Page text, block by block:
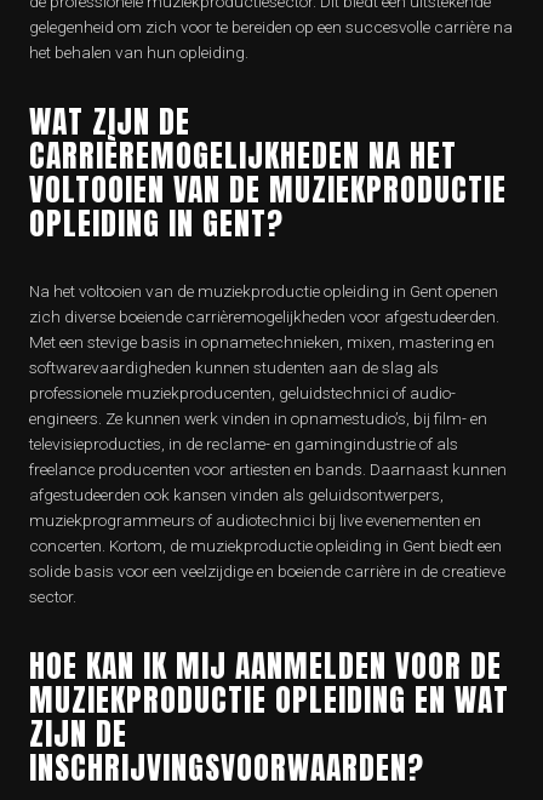
gelegenheid om zich voor te bereiden op een succesvolle carrière na
het behalen van hun opleiding.
WAT ZIJN DE
CARRIÈREMOGELIJKHEDEN NA HET
VOLTOOIEN VAN DE MUZIEKPRODUCTIE
OPLEIDING IN GENT?
Na het voltooien van de muziekproductie opleiding in Gent openen
zich diverse boeiende carrièremogelijkheden voor afgestudeerden.
Met een stevige basis in opnametechnieken, mixen, mastering en
softwarevaardigheden kunnen studenten aan de slag als
professionele muziekproducenten, geluidstechnici of audio-
engineers. Ze kunnen werk vinden in opnamestudio’s, bij film- en
televisieproducties, in de reclame- en gamingindustrie of als
freelance producenten voor artiesten en bands. Daarnaast kunnen
afgestudeerden ook kansen vinden als geluidsontwerpers,
muziekprogrammeurs of audiotechnici bij live evenementen en
concerten. Kortom, de muziekproductie opleiding in Gent biedt een
solide basis voor een veelzijdige en boeiende carrière in de creatieve
sector.
HOE KAN IK MIJ AANMELDEN VOOR DE
MUZIEKPRODUCTIE OPLEIDING EN WAT
ZIJN DE
INSCHRIJVINGSVOORWAARDEN?